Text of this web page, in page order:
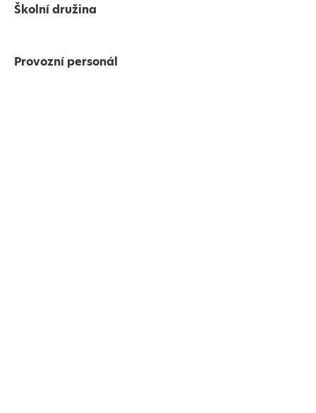
Školní družina
Provozní personál